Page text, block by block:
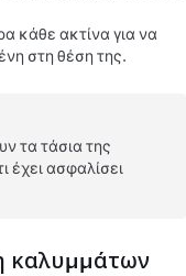
κάθε ακτίνα για να
στη θέση της.
τα τάσια της
έχει ασφαλίσει
καλυμμάτων